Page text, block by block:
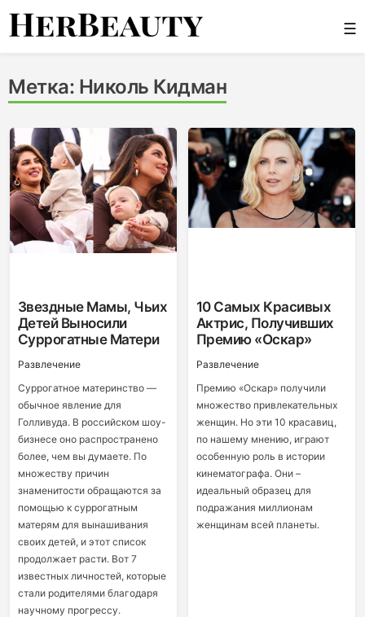
Skip
☰
Метка: Николь Кидман
Звездные Мамы, Чьих
Детей Выносили
Суррогатные Матери
Развлечение
Суррогатное материнство —
обычное явление для
Голливуда. В российском шоу-
бизнесе оно распространено
более, чем вы думаете. По
множеству причин
знаменитости обращаются за
помощью к суррогатным
матерям для вынашивания
своих детей, и этот список
продолжает расти. Вот 7
известных личностей, которые
стали родителями благодаря
научному прогрессу.
10 Самых Красивых
Актрис, Получивших
Премию «Оскар»
Развлечение
Премию «Оскар» получили
множество привлекательных
женщин. Но эти 10 красавиц,
по нашему мнению, играют
особенную роль в истории
кинематографа. Они –
идеальный образец для
подражания миллионам
женщинам всей планеты.